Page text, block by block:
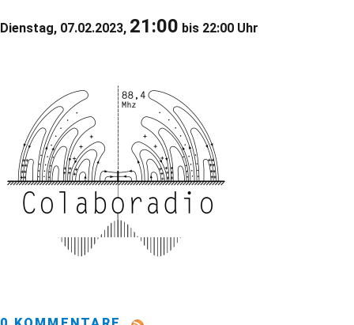
Dienstag, 07.02.2023, 21:00 bis 22:00 Uhr